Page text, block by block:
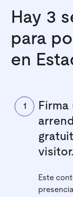
Hay 3
para
en
1
Este